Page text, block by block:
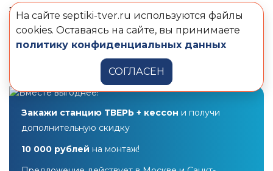
загрузки внутри станции очистки
Длина
1000мм
Закажи станцию ТВЕРЬ + кессон и получи
дополнительную скидку
10 000 рублей на монтаж!
На сайте septiki-tver.ru используются файлы
cookies. Оставаясь на сайте, вы принимаете
политику конфиденциальных данных
СОГЛАСЕН